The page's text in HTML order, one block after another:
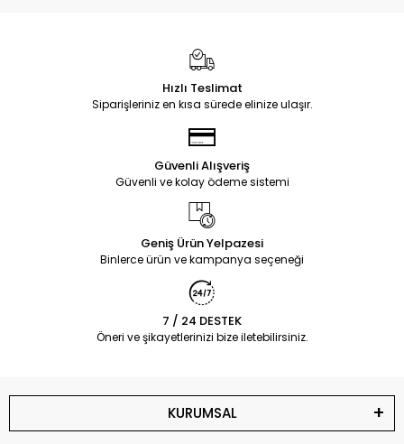
Hızlı Teslimat
Siparişleriniz en kısa sürede elinize ulaşır.
Güvenli Alışveriş
Güvenli ve kolay ödeme sistemi
Geniş Ürün Yelpazesi
Binlerce ürün ve kampanya seçeneği
7 / 24 DESTEK
Öneri ve şikayetlerinizi bize iletebilirsiniz.
KURUMSAL